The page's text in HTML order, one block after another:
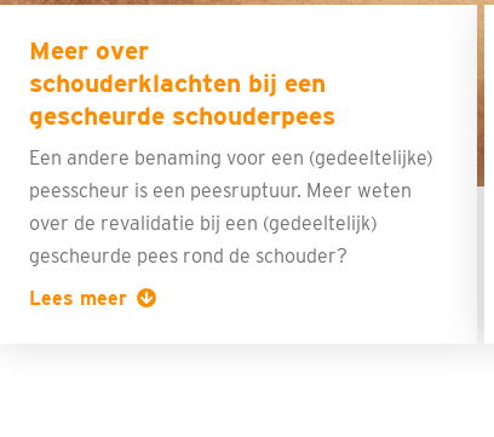
Meer over
schouderklachten bij een
gescheurde schouderpees
Een andere benaming voor een (gedeeltelijke)
peesscheur is een peesruptuur. Meer weten
over de revalidatie bij een (gedeeltelijk)
gescheurde pees rond de schouder?
Lees meer